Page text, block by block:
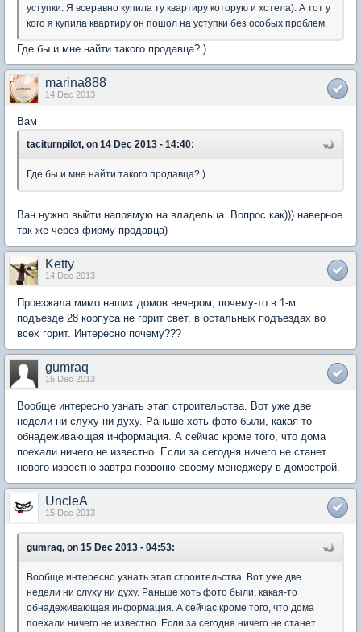
уступки. Я всеравно купила ту квартиру которую и хотела). А тот у
кого я купила квартиру он пошол на уступки без особых проблем.
Где бы и мне найти такого продавца? )
marina888
14 Dec 2013
Вам
taciturnpilot, on 14 Dec 2013 - 14:40:
Где бы и мне найти такого продавца? )
Ван нужно выйти напрямую на владельца. Вопрос как))) наверное
так же через фирму продавца)
Ketty
14 Dec 2013
Проезжала мимо наших домов вечером, почему-то в 1-м
подъезде 28 корпуса не горит свет, в остальных подъездах во
всех горит. Интересно почему???
gumraq
15 Dec 2013
Вообще интересно узнать этап строительства. Вот уже две
недели ни слуху ни духу. Раньше хоть фото были, какая-то
обнадеживающая информация. А сейчас кроме того, что дома
поехали ничего не известно. Если за сегодня ничего не станет
нового известно завтра позвоню своему менеджеру в домострой.
UncleA
15 Dec 2013
gumraq, on 15 Dec 2013 - 04:53:
Вообще интересно узнать этап строительства. Вот уже две
недели ни слуху ни духу. Раньше хоть фото были, какая-то
обнадеживающая информация. А сейчас кроме того, что дома
поехали ничего не известно. Если за сегодня ничего не станет